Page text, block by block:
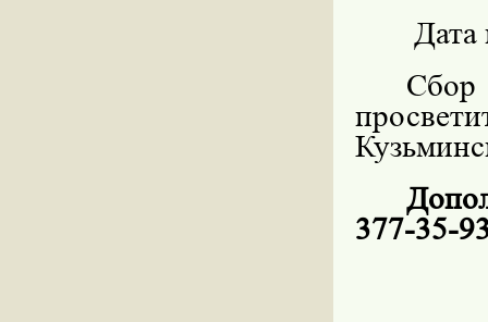
Дата
377-35-